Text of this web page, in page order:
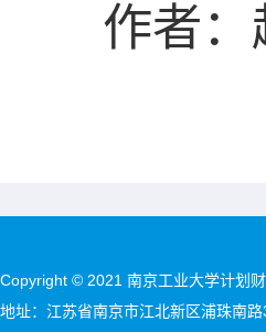
作者
Copyright © 2021 南京工业大学计划
地址：江苏省南京市江北新区浦珠南路